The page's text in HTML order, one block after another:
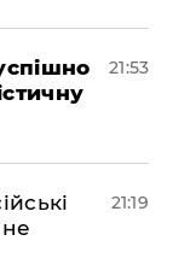
21:53
21:19